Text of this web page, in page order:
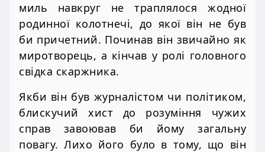
миль навкруг не траплялося жодної
родинної колотнечі, до якої він не був
би причетний. Починав він звичайно як
миротворець, а кінчав у ролі головного
свідка скаржника.
Якби він був журналістом чи політиком,
блискучий хист до розуміння чужих
справ завоював би йому загальну
повагу. Лихо його було в тому, що він